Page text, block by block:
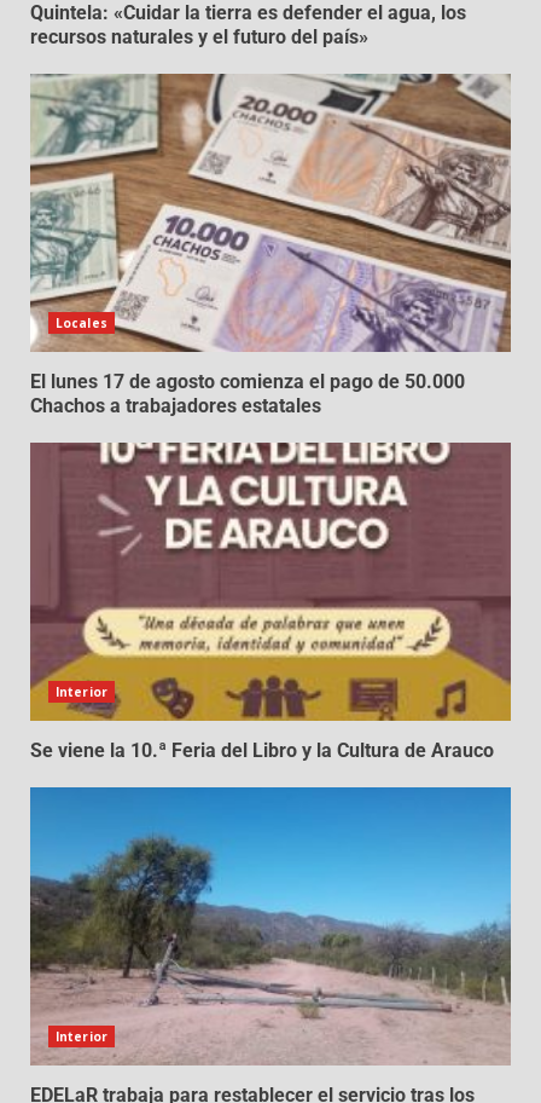
Quintela: «Cuidar la tierra es defender el agua, los
recursos naturales y el futuro del país»
Locales
El lunes 17 de agosto comienza el pago de 50.000
Chachos a trabajadores estatales
Interior
Se viene la 10.ª Feria del Libro y la Cultura de Arauco
Interior
EDELaR trabaja para restablecer el servicio tras los